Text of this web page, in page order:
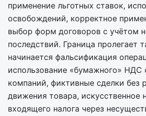
применение льготных ставок,
освобождений, корректное
выбор форм договоров с учётом
последствий. Граница пролегает
начинается фальсификация
использование «бумажного» НДС
компаний, фиктивные сделки без
движения товара, искусственное
входящего налога через